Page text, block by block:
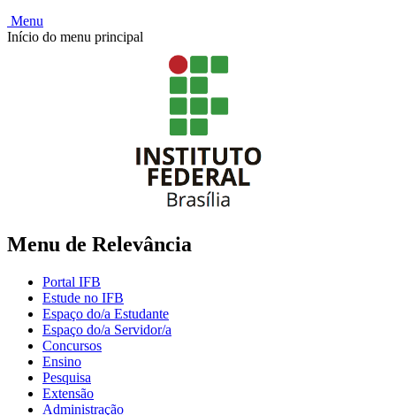
Menu
Início do menu principal
Menu de Relevância
Portal IFB
Estude no IFB
Espaço do/a Estudante
Espaço do/a Servidor/a
Concursos
Ensino
Pesquisa
Extensão
Administração